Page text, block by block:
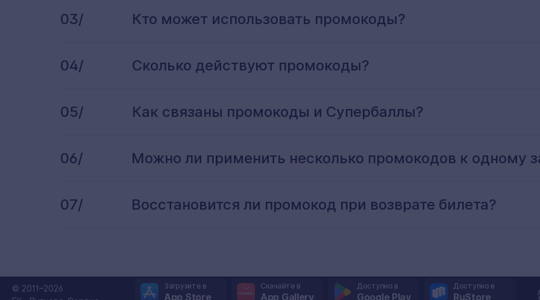
03/ Кто может использовать промокоды?
04/ Сколько действуют промокоды?
05/ Как связаны промокоды и Супербаллы?
06/ Можно ли применить несколько промокодов к одному
07/ Восстановится ли промокод при возврате билета?
© 2011–2026
Загрузите в
App Store
Скачайте в
App Gallery
Доступно в
Google Play
Доступно в
RuStore